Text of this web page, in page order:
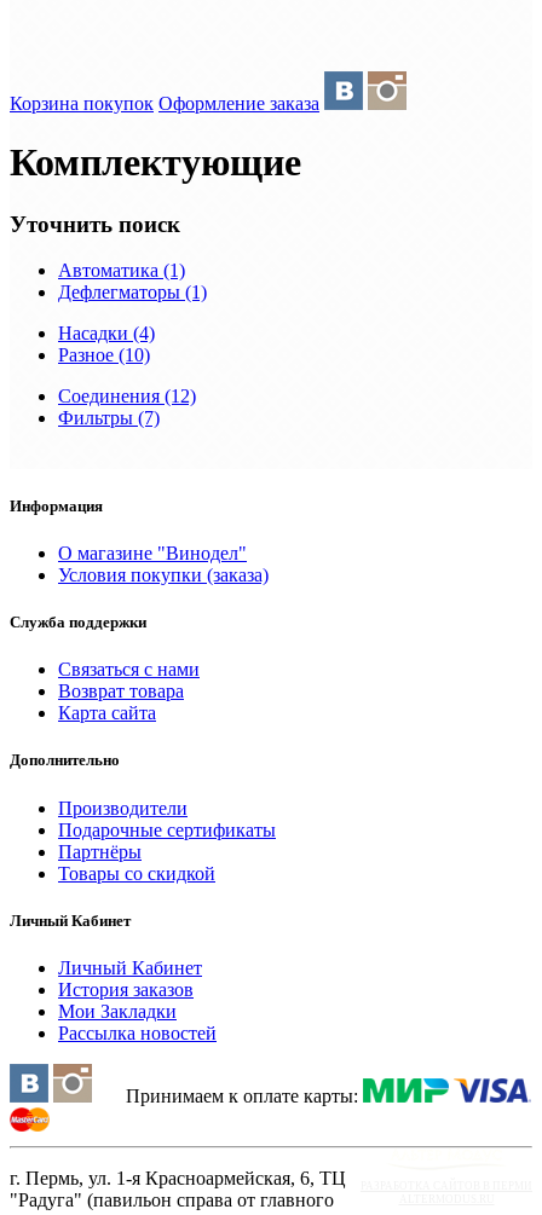
Корзина покупок Оформление заказа
Комплектующие
Уточнить поиск
Автоматика (1)
Дефлегматоры (1)
Насадки (4)
Разное (10)
Соединения (12)
Фильтры (7)
Информация
О магазине "Винодел"
Условия покупки (заказа)
Служба поддержки
Связаться с нами
Возврат товара
Карта сайта
Дополнительно
Производители
Подарочные сертификаты
Партнёры
Товары со скидкой
Личный Кабинет
Личный Кабинет
История заказов
Мои Закладки
Рассылка новостей
Принимаем к оплате карты:
г. Пермь, ул. 1-я Красноармейская, 6, ТЦ
"Радуга" (павильон справа от главного